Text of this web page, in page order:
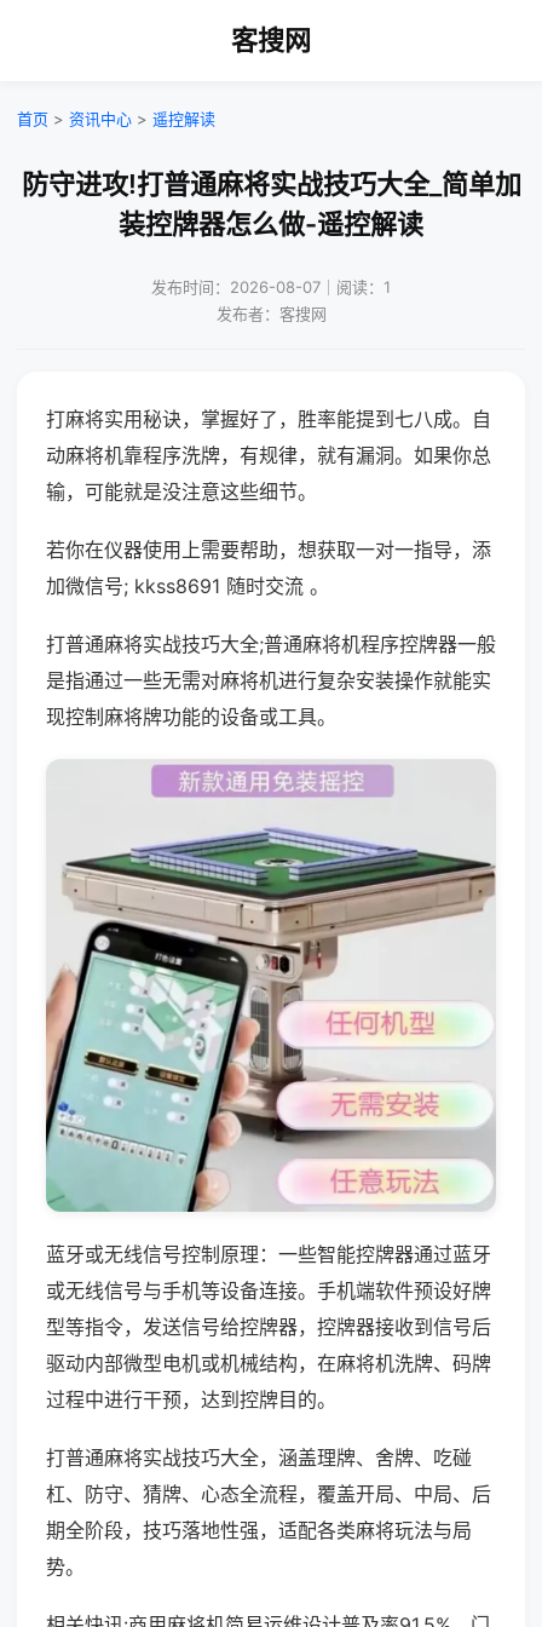
客搜网
首页 > 资讯中心 > 遥控解读
防守进攻!打普通麻将实战技巧大全_简单加
装控牌器怎么做-遥控解读
发布时间：2026-08-07｜阅读：1
发布者：客搜网
打麻将实用秘诀，掌握好了，胜率能提到七八成。自
动麻将机靠程序洗牌，有规律，就有漏洞。如果你总
输，可能就是没注意这些细节。
若你在仪器使用上需要帮助，想获取一对一指导，添
加微信号; kkss8691 随时交流 。
打普通麻将实战技巧大全;普通麻将机程序控牌器一般
是指通过一些无需对麻将机进行复杂安装操作就能实
现控制麻将牌功能的设备或工具。
蓝牙或无线信号控制原理：一些智能控牌器通过蓝牙
或无线信号与手机等设备连接。手机端软件预设好牌
型等指令，发送信号给控牌器，控牌器接收到信号后
驱动内部微型电机或机械结构，在麻将机洗牌、码牌
过程中进行干预，达到控牌目的。
打普通麻将实战技巧大全，涵盖理牌、舍牌、吃碰
杠、防守、猜牌、心态全流程，覆盖开局、中局、后
期全阶段，技巧落地性强，适配各类麻将玩法与局
势。